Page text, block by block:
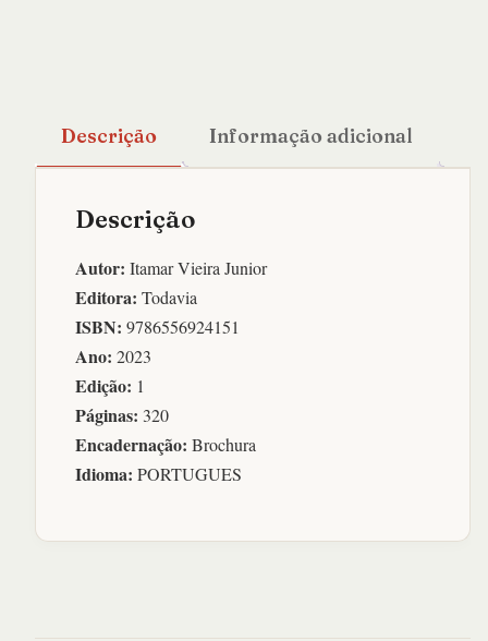
Descrição Informação adicional
Descrição
Autor: Itamar Vieira Junior
Editora: Todavia
ISBN: 9786556924151
Ano: 2023
Edição: 1
Páginas: 320
Encadernação: Brochura
Idioma: PORTUGUES